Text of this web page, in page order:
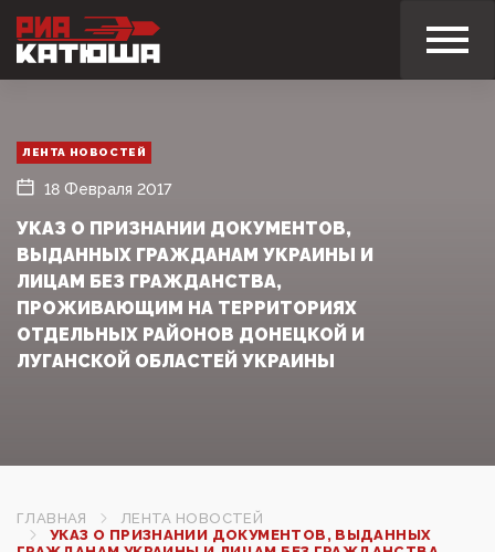
ЛЕНТА НОВОСТЕЙ
18 Февраля 2017
УКАЗ О ПРИЗНАНИИ ДОКУМЕНТОВ,
ВЫДАННЫХ ГРАЖДАНАМ УКРАИНЫ И
ЛИЦАМ БЕЗ ГРАЖДАНСТВА,
ПРОЖИВАЮЩИМ НА ТЕРРИТОРИЯХ
ОТДЕЛЬНЫХ РАЙОНОВ ДОНЕЦКОЙ И
ЛУГАНСКОЙ ОБЛАСТЕЙ УКРАИНЫ
ГЛАВНАЯ
ЛЕНТА НОВОСТЕЙ
УКАЗ О ПРИЗНАНИИ ДОКУМЕНТОВ, ВЫДАННЫХ